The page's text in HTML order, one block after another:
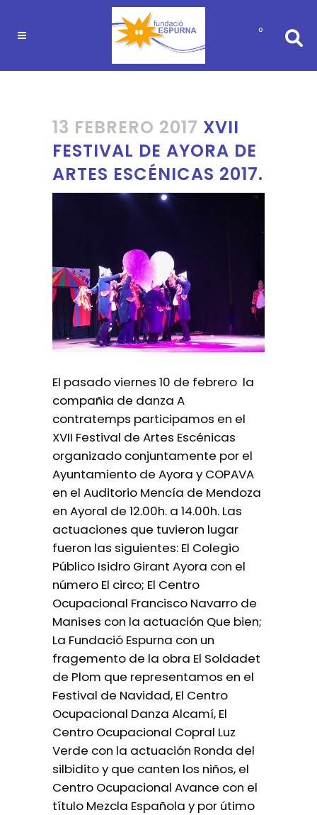
0
13 FEBRERO 2017 XVII
FESTIVAL DE AYORA DE
ARTES ESCÉNICAS 2017.
El pasado viernes 10 de febrero la
compañia de danza A
contratemps participamos en el
XVII Festival de Artes Escénicas
organizado conjuntamente por el
Ayuntamiento de Ayora y COPAVA
en el Auditorio Mencía de Mendoza
en Ayoral de 12.00h. a 14.00h. Las
actuaciones que tuvieron lugar
fueron las siguientes: El Colegio
Público Isidro Girant Ayora con el
número El circo; El Centro
Ocupacional Francisco Navarro de
Manises con la actuación Que bien;
La Fundació Espurna con un
fragemento de la obra El Soldadet
de Plom que representamos en el
Festival de Navidad, El Centro
Ocupacional Danza Alcamí, El
Centro Ocupacional Copral Luz
Verde con la actuación Ronda del
silbidito y que canten los niños, el
Centro Ocupacional Avance con el
título Mezcla Española y por útimo